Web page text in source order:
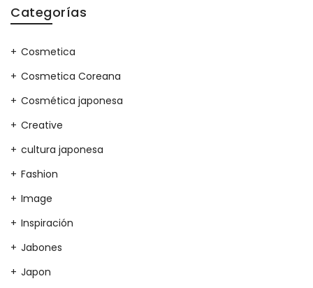
Categorías
Cosmetica
Cosmetica Coreana
Cosmética japonesa
Creative
cultura japonesa
Fashion
Image
Inspiración
Jabones
Japon